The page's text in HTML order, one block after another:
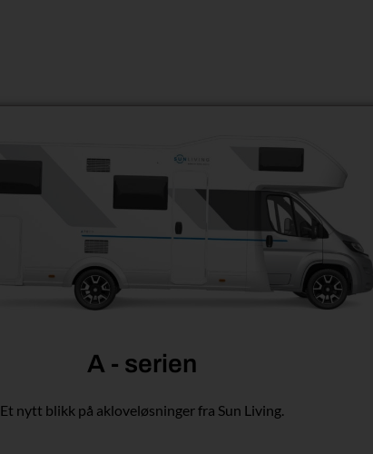
A - serien
Et nytt blikk på akloveløsninger fra Sun Living.